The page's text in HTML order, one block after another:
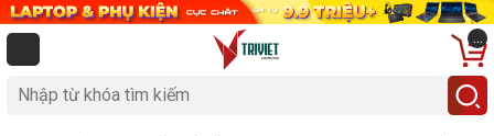
...